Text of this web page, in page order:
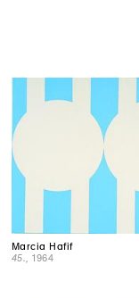
Marcia Hafif
45.
, 1964